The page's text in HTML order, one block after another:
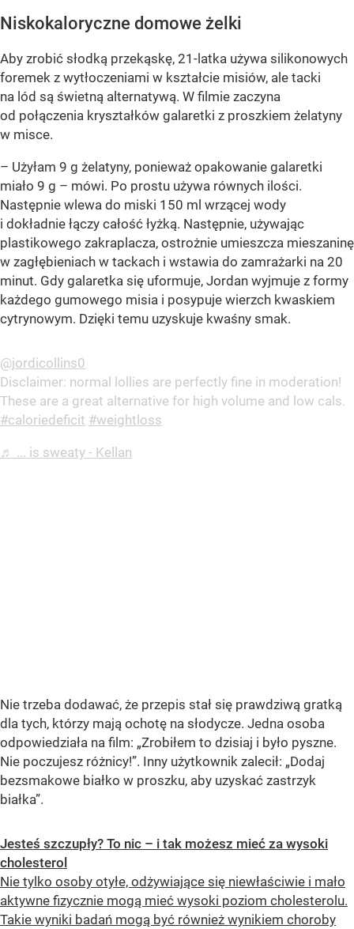
Niskokaloryczne domowe żelki
Aby zrobić słodką przekąskę, 21-latka używa silikonowych
foremek z wytłoczeniami w kształcie misiów, ale tacki
na lód są świetną alternatywą. W filmie zaczyna
od połączenia kryształków galaretki z proszkiem żelatyny
w misce.
– Użyłam 9 g żelatyny, ponieważ opakowanie galaretki
miało 9 g – mówi. Po prostu używa równych ilości.
Następnie wlewa do miski 150 ml wrzącej wody
i dokładnie łączy całość łyżką. Następnie, używając
plastikowego zakraplacza, ostrożnie umieszcza mieszaninę
w zagłębieniach w tackach i wstawia do zamrażarki na 20
minut. Gdy galaretka się uformuje, Jordan wyjmuje z formy
każdego gumowego misia i posypuje wierzch kwaskiem
cytrynowym. Dzięki temu uzyskuje kwaśny smak.
@jordicollins0
Disclaimer: normal lollies are perfectly fine in moderation!
These are a great alternative for high volume and low cals.
#caloriedeficit #weightloss
♬ ... is sweaty - Kellan
Nie trzeba dodawać, że przepis stał się prawdziwą gratką
dla tych, którzy mają ochotę na słodycze. Jedna osoba
odpowiedziała na film: „Zrobiłem to dzisiaj i było pyszne.
Nie poczujesz różnicy!”. Inny użytkownik zalecił: „Dodaj
bezsmakowe białko w proszku, aby uzyskać zastrzyk
białka”.
Jesteś szczupły? To nic – i tak możesz mieć za wysoki
cholesterol
Nie tylko osoby otyłe, odżywiające się niewłaściwie i mało
aktywne fizycznie mogą mieć wysoki poziom cholesterolu.
Takie wyniki badań mogą być również wynikiem choroby